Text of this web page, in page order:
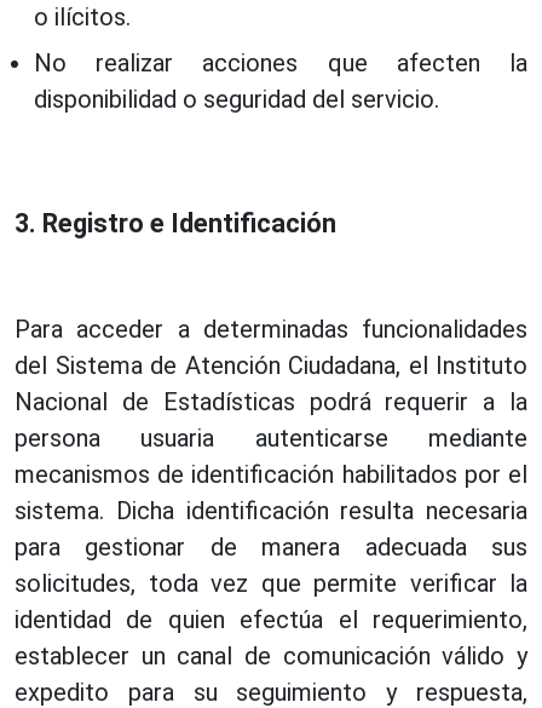
o ilícitos.
No realizar acciones que afecten la
disponibilidad o seguridad del servicio.
3. Registro e Identificación
Para acceder a determinadas funcionalidades
del Sistema de Atención Ciudadana, el Instituto
Nacional de Estadísticas podrá requerir a la
persona usuaria autenticarse mediante
mecanismos de identificación habilitados por el
sistema. Dicha identificación resulta necesaria
para gestionar de manera adecuada sus
solicitudes, toda vez que permite verificar la
identidad de quien efectúa el requerimiento,
establecer un canal de comunicación válido y
expedito para su seguimiento y respuesta,